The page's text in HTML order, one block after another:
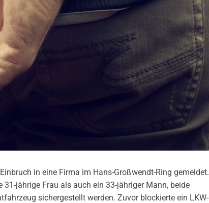
in eine Firma im Hans-Großwendt-Ring gemeldet.
jährige Frau als auch ein 33-jähriger Mann, beide
sichergestellt werden. Zuvor blockierte ein LKW-